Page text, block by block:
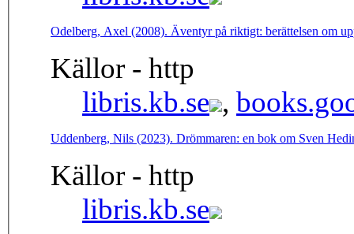
Odelberg, Axel (2008). Äventyr på riktigt: berättelsen om
Källor - http
libris.kb.se ,
Uddenberg, Nils (2023). Drömmaren: en bok om Sven
Källor - http
libris.kb.se